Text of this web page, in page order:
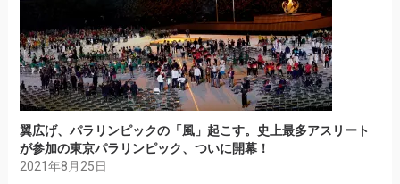
翼広げ、パラリンピックの「風」起こす。史上最多アスリート
が参加の東京パラリンピック、ついに開幕！
2021年8月25日